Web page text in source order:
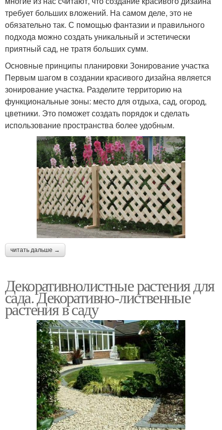
требует больших вложений. На самом деле, это не
обязательно так. С помощью фантазии и правильного
подхода можно создать уникальный и эстетически
приятный сад, не тратя больших сумм.
Основные принципы планировки Зонирование участка
Первым шагом в создании красивого дизайна является
зонирование участка. Разделите территорию на
функциональные зоны: место для отдыха, сад, огород,
цветники. Это поможет создать порядок и сделать
использование пространства более удобным.
читать дальше →
Декоративнолистные растения для
сада. Декоративно-лиственные
растения в саду